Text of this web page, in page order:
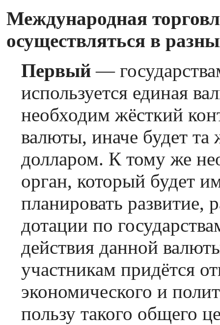
Международная
осуществляться в
Первый—
используется единая
необходим жёсткий
валюты, иначе будет та
долларом. К тому же
орган, который будет
планировать развитие,
дотации по
действия данной
участникам придётся
экономического и
пользу такого общего